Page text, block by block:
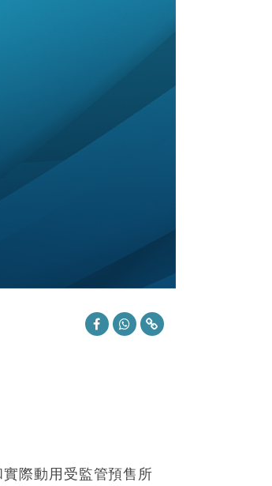
際動用受監管預售所